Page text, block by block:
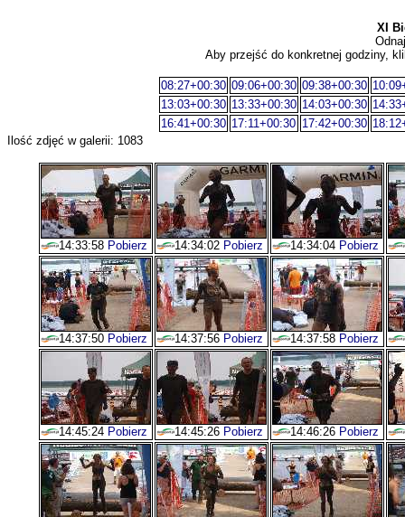
XI
Aby przejść do konkretnej godziny,
08:27+00:30 09:06+00:30 09:38+00:30
13:03+00:30 13:33+00:30 14:03+00:30
16:41+00:30 17:11+00:30 17:42+00:30
Ilość zdjęć w galerii: 1083
14:33:58 Pobierz 14:34:02 Pobierz 14:34:04 Pobierz
14:37:50 Pobierz 14:37:56 Pobierz 14:37:58 Pobierz
14:45:24 Pobierz 14:45:26 Pobierz 14:46:26 Pobierz